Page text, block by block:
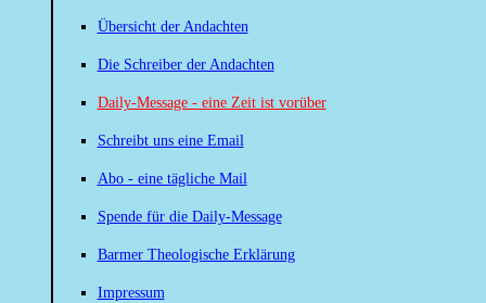
Übersicht der Andachten
Die Schreiber der Andachten
Daily-Message - eine Zeit ist vorüber
Schreibt uns eine Email
Abo - eine tägliche Mail
Spende für die Daily-Message
Barmer Theologische Erklärung
Impressum